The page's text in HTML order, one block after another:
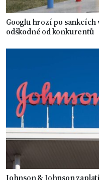
Googlu hrozí po sankcích
odškodné od konkurentů
Johnson & Johnson